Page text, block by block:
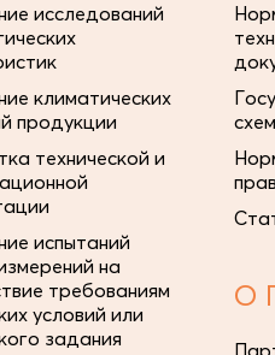
исследований
климатических
продукции
технической и
испытаний
на
требованиям
условий или
задания
О